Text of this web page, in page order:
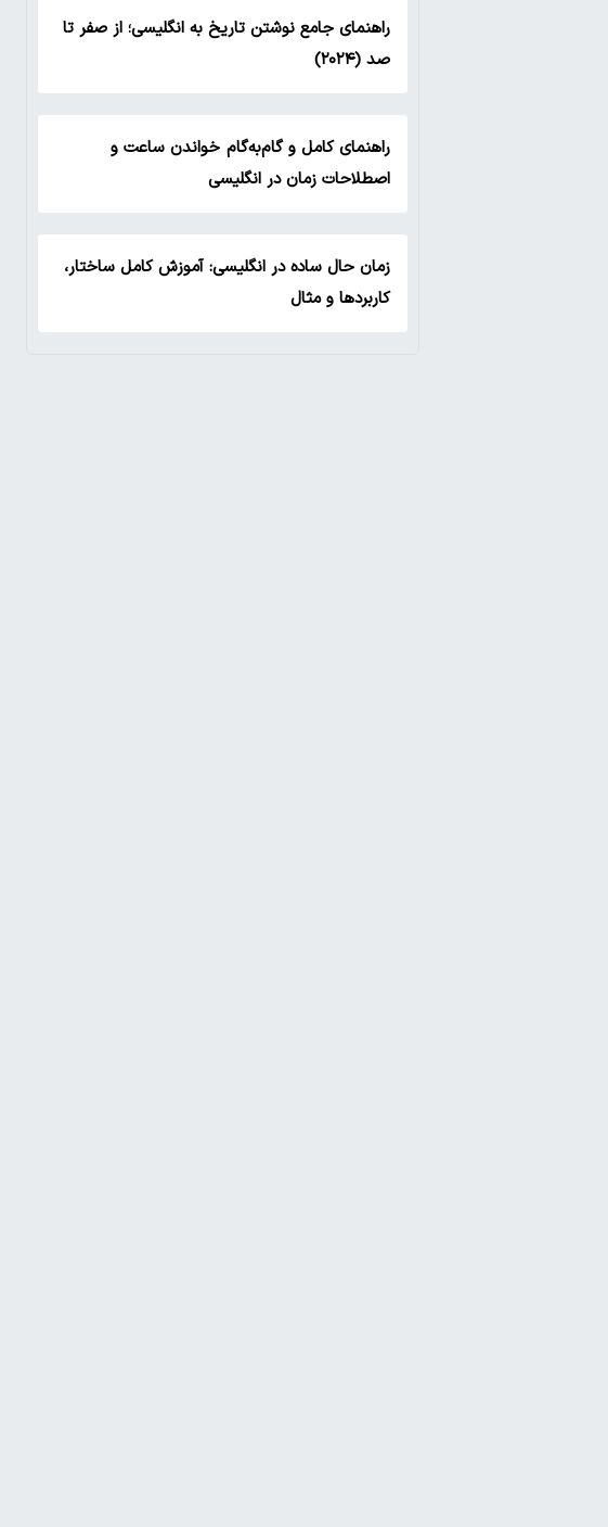
راهنمای جامع نوشتن تاریخ به انگلیسی؛ از صفر تا
صد (۲۰۲۴)
راهنمای کامل و گام‌به‌گام خواندن ساعت و
اصطلاحات زمان در انگلیسی
زمان حال ساده در انگلیسی: آموزش کامل ساختار،
کاربردها و مثال